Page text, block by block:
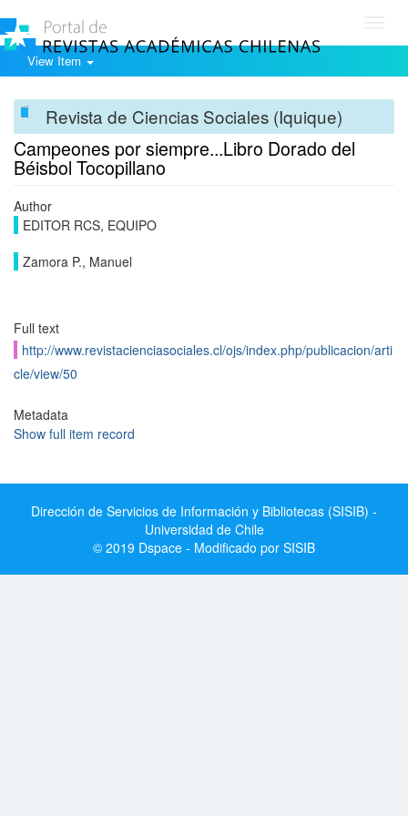
View Item
Revista de Ciencias Sociales (Iquique)
Campeones por siempre...Libro Dorado del
Béisbol Tocopillano
Author
EDITOR RCS, EQUIPO
Zamora P., Manuel
Full text
http://www.revistacienciasociales.cl/ojs/index.php/publicacion/arti
cle/view/50
Metadata
Show full item record
Dirección de Servicios de Información y Bibliotecas (SISIB) -
Universidad de Chile
© 2019 Dspace - Modificado por SISIB